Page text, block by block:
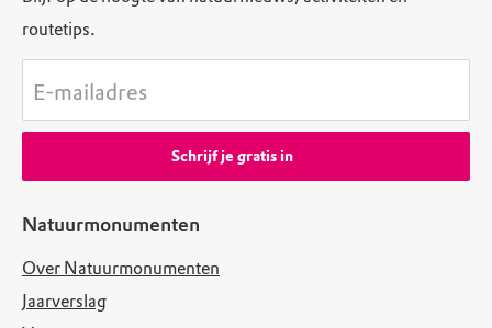
Natuurmonumenten
Over Natuurmonumenten
Jaarverslag
routetips.
E-mailadres
Schrijf je gratis in